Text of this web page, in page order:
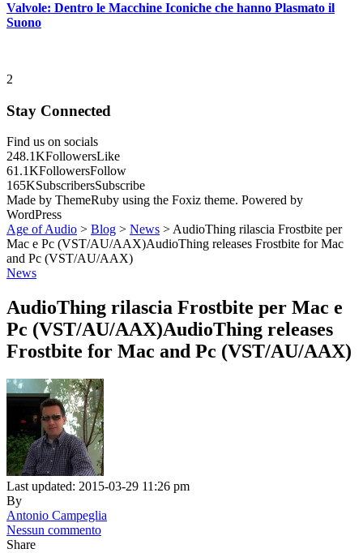
Valvole: Dentro le Macchine Iconiche che hanno Plasmato il
Suono
2
Stay Connected
Find us on socials
248.1KFollowersLike
61.1KFollowersFollow
165KSubscribersSubscribe
Made by ThemeRuby using the Foxiz theme. Powered by
WordPress
Age of Audio > Blog > News >AudioThing rilascia Frostbite per
Mac e Pc (VST/AU/AAX)AudioThing releases Frostbite for Mac
and Pc (VST/AU/AAX)
News
AudioThing rilascia Frostbite per Mac e
Pc (VST/AU/AAX)AudioThing releases
Frostbite for Mac and Pc (VST/AU/AAX)
Last updated: 2015-03-29 11:26 pm
By
Antonio Campeglia
Nessun commento
Share